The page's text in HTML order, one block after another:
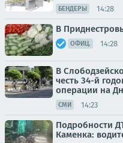
БЕНДЕРЫ 14:28
В
ОФИЦ. 14:28
В
честь 34-й
операции на
СМИ 14:23
Подробности
Каменка: